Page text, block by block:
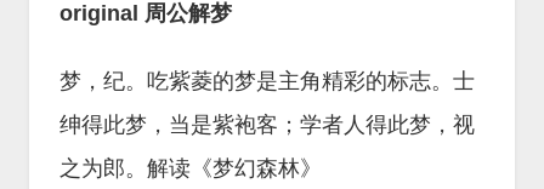
original 周公解梦
梦，纪。吃紫菱的梦是主角精彩的标志。士
绅得此梦，当是紫袍客；学者人得此梦，视
之为郎。解读《梦幻森林》